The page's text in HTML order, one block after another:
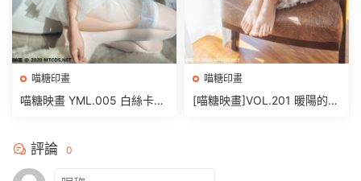
喵糖印畫
喵糖映畫 YML.005 白絲卡哇
喵糖印畫
[喵糖映畫]VOL.201 暖陽的海
評論 0